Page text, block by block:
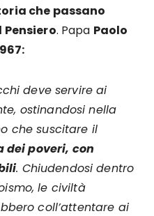
che passano
. Papa Paolo
deve servire ai
ostinandosi nella
che suscitare il
dei poveri, con
. Chiudendosi dentro
le civiltà
coll’attentare ai